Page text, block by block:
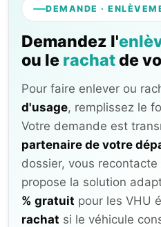
DEMANDE ·
Demandez l'
ou le rachatde
Pour faire enlever ou
d'usage, remplissez le
Votre demande est
partenaire de votre
dossier, vous
propose la solution
% gratuit pour les VHU
rachat si le véhicule